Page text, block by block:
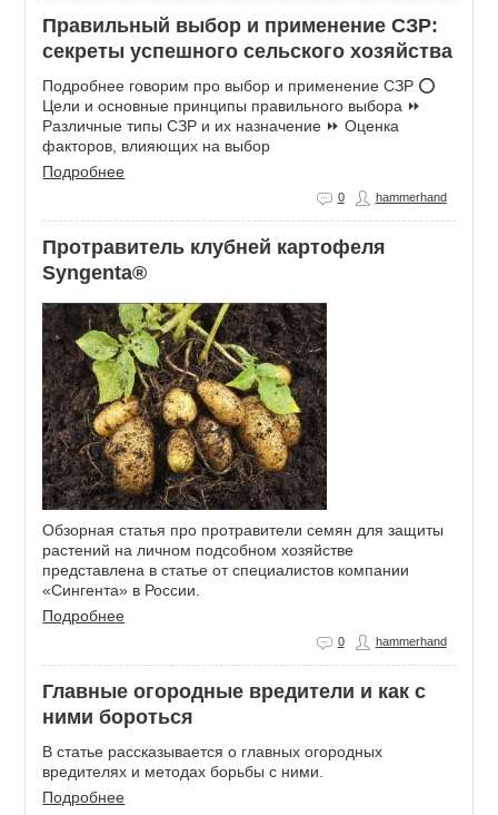
Правильный выбор и применение СЗР:
секреты успешного сельского хозяйства
Подробнее говорим про выбор и применение СЗР ⭕
Цели и основные принципы правильного выбора ⏩
Различные типы СЗР и их назначение ⏩ Оценка
факторов, влияющих на выбор
Подробнее
hammerhand
0
Протравитель клубней картофеля
Syngenta®
Обзорная статья про протравители семян для защиты
растений на личном подсобном хозяйстве
представлена в статье от специалистов компании
«Сингента» в России.
Подробнее
hammerhand
0
Главные огородные вредители и как с
ними бороться
В статье рассказывается о главных огородных
вредителях и методах борьбы с ними.
Подробнее